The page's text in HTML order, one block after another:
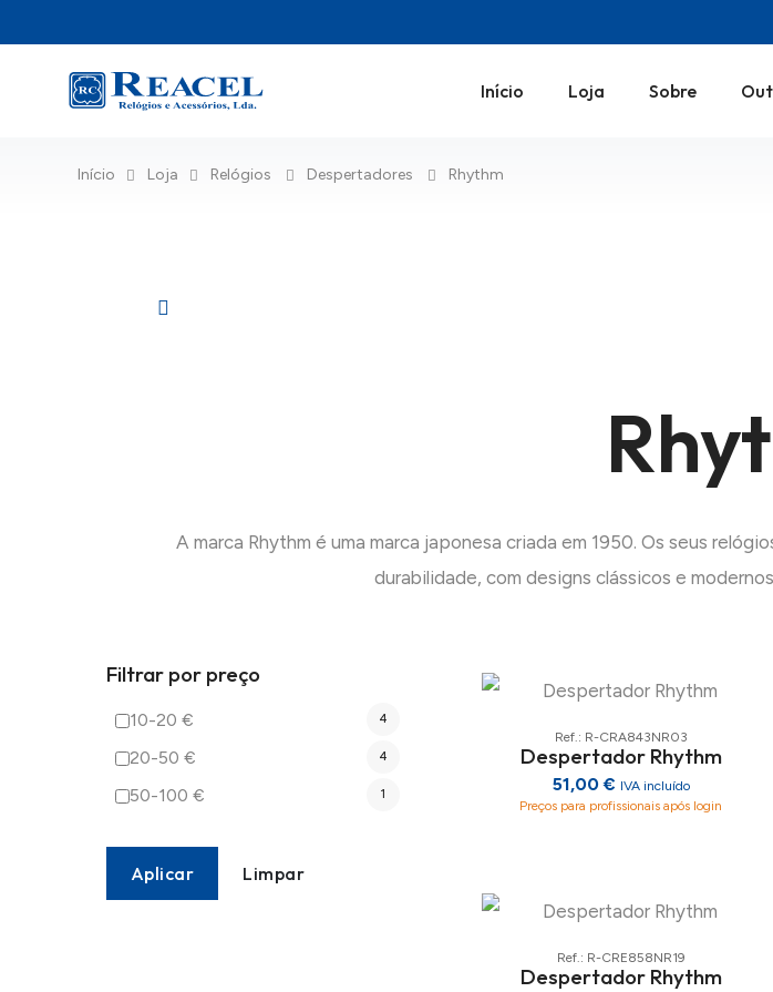
Início Loja Sobre
Início Loja Relógios Despertadores Rhythm
A marca Rhythm é uma marca japonesa criada em 1950. Os seus
durabilidade, com designs clássicos e
Ref.: R-CRA843NR03
Despertador Rhythm
51,00 € IVA incluído
Preços para profissionais após login
Ref.: R-CRE858NR19
Despertador Rhythm
Filtrar por preço
10-20 € 4
20-50 € 4
50-100 € 1
Aplicar Limpar